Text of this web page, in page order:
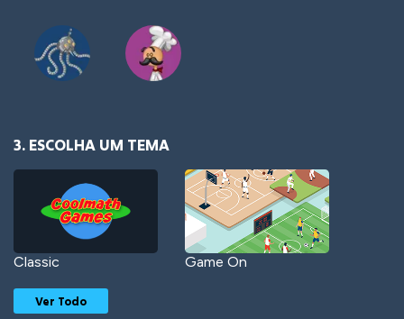
3. ESCOLHA UM TEMA
Classic Game On
Ver Todo